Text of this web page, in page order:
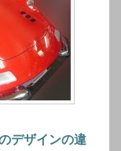
デザインの違